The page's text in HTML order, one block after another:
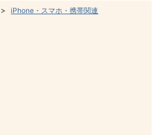
>iPhone・スマホ・携帯関連